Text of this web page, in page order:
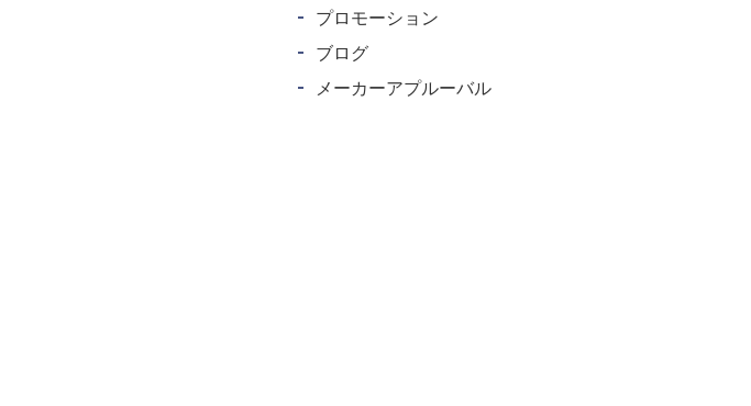
プロモーション
ブログ
メーカーアプルーバル